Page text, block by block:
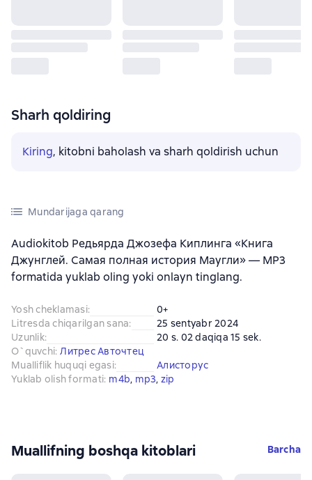
Sharh qoldiring
Kiring, kitobni baholash va sharh qoldirish uchun
Mundarijaga qarang
Audiokitob Редьярда Джозефа Киплинга «Книга
Джунглей. Самая полная история Маугли» — MP3
formatida yuklab oling yoki onlayn tinglang.
Yosh cheklamasi:
0+
Litresda chiqarilgan sana:
25 sentyabr 2024
Uzunlik:
20 s. 02 daqiqa 15 sek.
O`quvchi: Литрес Авточтец
Mualliflik huquqi egasi:
Алисторус
Yuklab olish formati: m4b, mp3, zip
Muallifning boshqa kitoblari Barcha